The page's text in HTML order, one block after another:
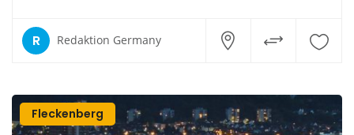
R Redaktion Germany
Fleckenberg